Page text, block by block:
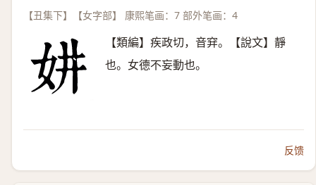
【丑集下】【女字部】 康熙笔画：7 部外笔画：4
【類編】疾政切，音穽。【說文】靜
也。女德不妄動也。
反馈